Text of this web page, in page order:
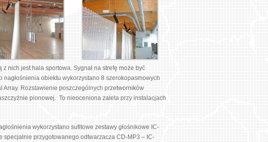
nich jest hala sportowa. Sygnał na strefę może być
obiektu wykorzystano 8 szerokopasmowych
Array. Rozstawienie poszczególnych przetworników
pionowej. To nieoceniona zaleta przy instalacjach
wykorzystano sufitowe zestawy głośnikowe IC-
specjalnie przygotowanego odtwarzacza CD-MP3 – IC-